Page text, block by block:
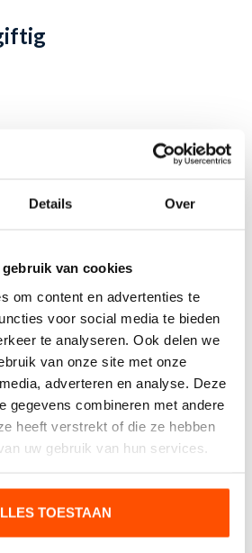
Details Over
van cookies
om content en advertenties te
voor social media te bieden
te analyseren. Ook delen we
van onze site met onze
adverteren en analyse. Deze
gegevens combineren met andere
heeft verstrekt of die ze hebben
uw gebruik van hun services.
TOESTAAN
opnemen